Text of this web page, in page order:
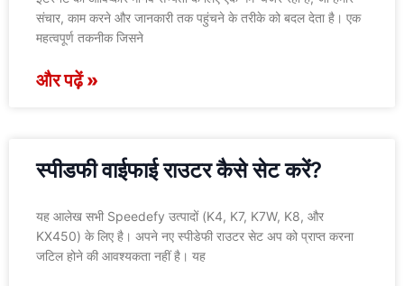
संचार, काम करने और जानकारी तक पहुंचने के तरीके को बदल देता है। एक
महत्वपूर्ण तकनीक जिसने
और पढ़ें »
स्पीडफी वाईफाई राउटर कैसे सेट करें?
यह आलेख सभी Speedefy उत्पादों (K4, K7, K7W, K8, और
KX450) के लिए है। अपने नए स्पीडेफी राउटर सेट अप को प्राप्त करना
जटिल होने की आवश्यकता नहीं है। यह